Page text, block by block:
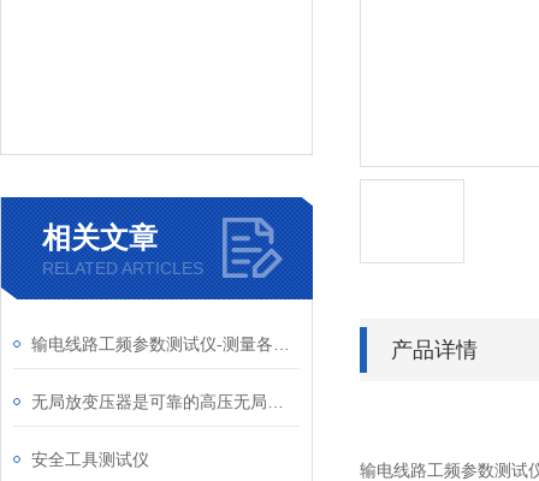
相关文章
RELATED ARTICLES
安全工具测试仪
产品详情
输电线路工频参数测试